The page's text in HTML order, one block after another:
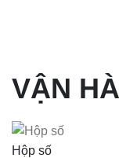
VẬN
Hộp số